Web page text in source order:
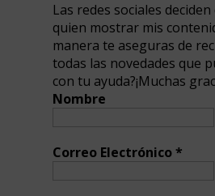
Las redes sociales
quien mostrar mis
manera te aseguras de
todas las novedades que
con tu ayuda?¡Muchas
Nombre
Correo Electrónico*